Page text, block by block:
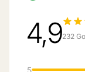
4,9232
5